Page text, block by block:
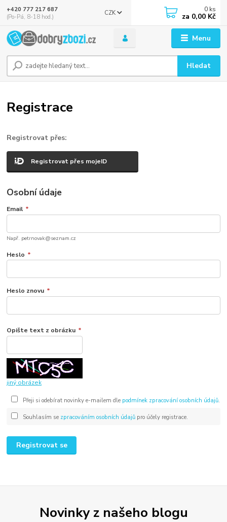
Menu
CZK
Hledat
+420 777 217 687
(Po-Pá, 8-18 hod.)
0 ks
za 0,00 Kč
Registrace
Registrovat přes:
Registrovat přes mojeID
Osobní údaje
Email *
Např. petrnovak@seznam.cz
Heslo *
Heslo znovu *
Opište text z obrázku *
jiný obrázek
Přeji si odebírat novinky e-mailem dle podmínek zpracování osobních údajů.
Souhlasím se zpracováním osobních údajůpro účely registrace.
Registrovat se
Novinky z našeho blogu